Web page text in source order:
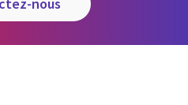
nous